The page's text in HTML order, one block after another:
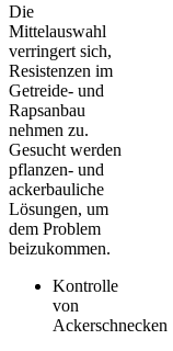
Die
Mittelauswahl
verringert sich,
Resistenzen im
Getreide- und
Rapsanbau
nehmen zu.
Gesucht werden
pflanzen- und
ackerbauliche
Lösungen, um
dem Problem
beizukommen.
Kontrolle
von
Ackerschnecken